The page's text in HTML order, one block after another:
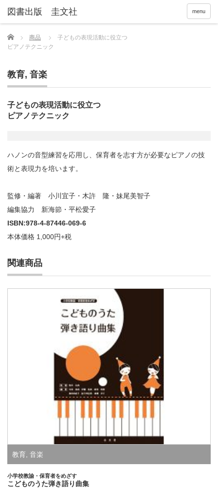
menu
Home 商品
子どもの表現活動に役立つ
ピアノテクニック
教育, 音楽
子どもの表現活動に役立つ
ピアノテクニック
ハノンの音型練習を応用し、保育者を志す方が必要なピアノの技
術と表現力を培います。
監修・編著 小川宜子・木許 隆・妹尾美智子
編集協力 新海節・平松愛子
ISBN:978-4-87446-069-6
本体価格 1,000円+税
関連商品
教育 音楽
小学校教諭・保育者をめざす
こどものうた弾き語り曲集